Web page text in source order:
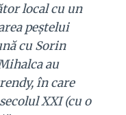
local cu un
peștelui
cu Sorin
au
în care
XXI (cu o